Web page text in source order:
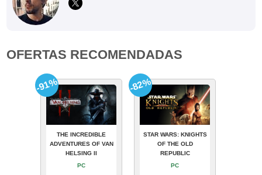
OFERTAS RECOMENDADAS
THE INCREDIBLE
ADVENTURES OF VAN
HELSING II
PC
-91%
STAR WARS: KNIGHTS
OF THE OLD
REPUBLIC
PC
-82%